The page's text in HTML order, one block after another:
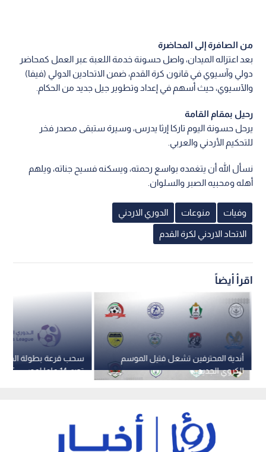
من الصافرة إلى المحاضرة
بعد اعتزاله الميدان، واصل حسونة خدمة اللعبة عبر العمل كمحاضر
دولي وآسيوي في قانون كرة القدم، ضمن الاتحادين الدولي (فيفا)
والآسيوي، حيث أسهم في إعداد وتطوير جيل جديد من الحكام.
رحيل بمقام القامة
يرحل حسونة اليوم تاركا إرثا يدرس، وسيرة ستبقى مصدر فخر
للتحكيم الأردني والعربي.
نسأل الله أن يتغمده بواسع رحمته، ويسكنه فسيح جناته، ويلهم
أهله ومحبيه الصبر والسلوان.
وفيات منوعات الدوري الاردني
الاتحاد الاردني لكرة القدم
اقرأ أيضاً
سحب قرعة بطولة
أندية المحترفين تشعل فتيل الموسم
الكروي الجديد